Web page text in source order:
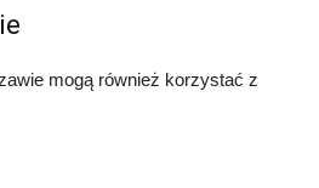
mogą również korzystać z